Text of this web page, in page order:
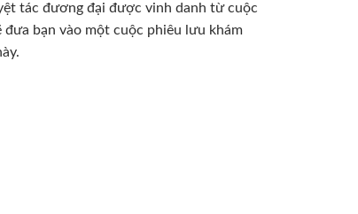
tác đương đại được vinh danh từ cuộc
đưa bạn vào một cuộc phiêu lưu khám